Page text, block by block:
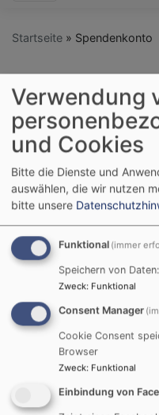
Startseite Spendenkonto
Hilfsaktion
Baker/
Das neu renovierte
Baker/Schweizer in
Morgen des 6.
Nun h at die Evang.-
Spendenkonto
Menschen in
Unterstützung.
Verwendung
und Cookies
Bitte die Dienste und
auswählen, die wir nutzen
bitte unsere
Funktional (immer
Speichern von
Zweck: Funktional
Consent Manager
Cookie Consent
Browser
Zweck: Funktional
Einbindung von